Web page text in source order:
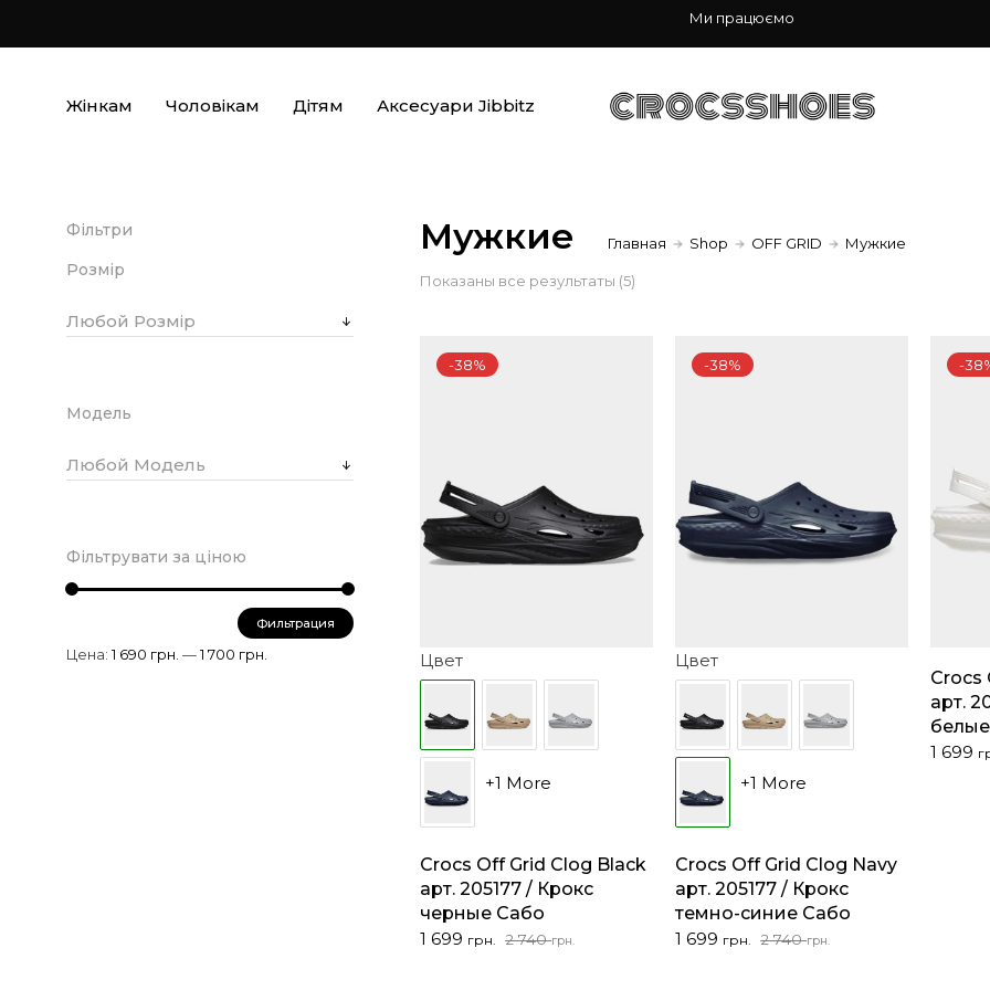
Ми працюємо
Жінкам Чоловікам Дітям Аксесуари Jibbitz
Мужкие Главная Shop OFF GRID Мужкие
Показаны все результаты (5)
популярности
Цвет
+1 More
-38%
Crocs Off Grid Clog Black
арт. 205177 / Крокс
черные Сабо
2 740грн.
Первоначальная
1 699 грн.
Текущая
Цвет
+1 More
-38%
Crocs Off Grid Clog Navy
арт. 205177 / Крокс
темно-синие Сабо
2 740грн.
Первоначальная
1 699 грн.
Текущая
-
Crocs
арт.
1 699
Фільтри
Розмір
Любой Розмір
Модель
Любой Модель
Фільтрувати за ціною
цена
цена
Фильтрация
Цена: 1 690 грн. — 1 700 грн.